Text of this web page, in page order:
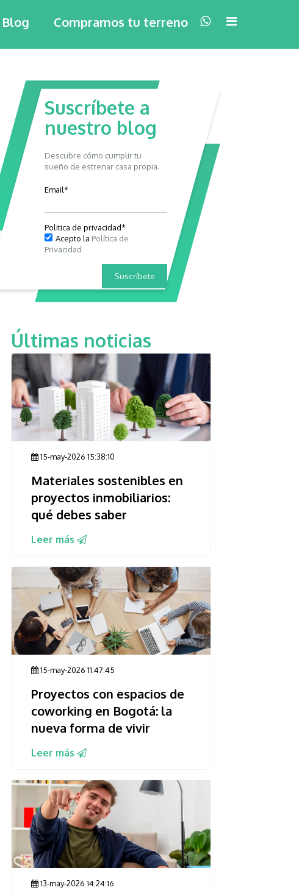
Blog Compramos tu terreno
Suscríbete a
nuestro blog
Descubre cómo cumplir tu
sueño de estrenar casa propia.
Email*
Politica de privacidad*
Acepto la Política de
Privacidad
Últimas noticias
15-may-2026 15:38:10
Materiales sostenibles en
proyectos inmobiliarios:
qué debes saber
Leer más
15-may-2026 11:47:45
Proyectos con espacios de
coworking en Bogotá: la
nueva forma de vivir
Leer más
13-may-2026 14:24:16